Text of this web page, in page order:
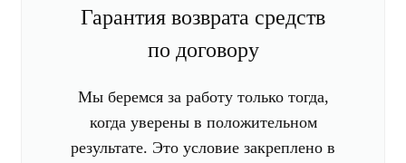
Гарантия возврата средств
по договору
Мы беремся за работу только тогда,
когда уверены в положительном
результате. Это условие закреплено в